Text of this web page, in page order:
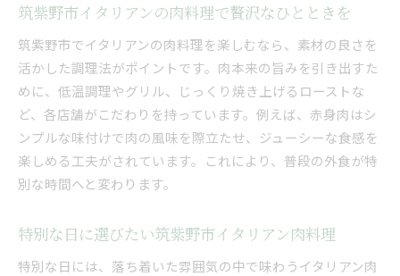
筑紫野市イタリアンの肉料理で贅沢なひとときを
筑紫野市でイタリアンの肉料理を楽しむなら、素材の良さを
活かした調理法がポイントです。肉本来の旨みを引き出すた
めに、低温調理やグリル、じっくり焼き上げるローストな
ど、各店舗がこだわりを持っています。例えば、赤身肉はシ
ンプルな味付けで肉の風味を際立たせ、ジューシーな食感を
楽しめる工夫がされています。これにより、普段の外食が特
別な時間へと変わります。
特別な日に選びたい筑紫野市イタリアン肉料理
特別な日には、落ち着いた雰囲気の中で味わうイタリアン肉